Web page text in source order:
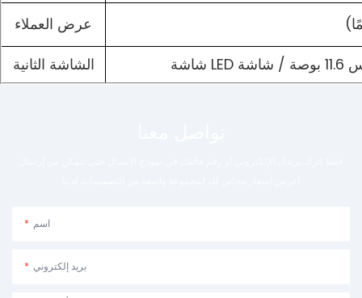
عرض العملاء
الشاشة الثانية
اسم
بريد إلكتروني